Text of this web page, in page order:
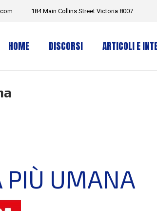
184 Main Collins Street Victoria 8007
HOME DISCORSI ARTICOLI E
PIÙ UMANA